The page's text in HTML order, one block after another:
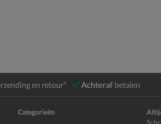
en retour* Achteraf betalen
Categorieën